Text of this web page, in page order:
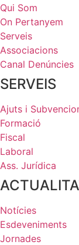
Qui Som
On Pertanyem
Serveis
Associacions
Canal Denúncies
SERVEIS
Ajuts i
Formació
Fiscal
Laboral
Ass. Jurídica
Notícies
Esdeveniments
Jornades